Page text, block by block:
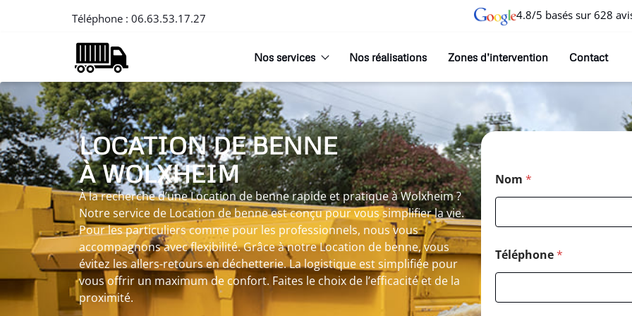
Téléphone : 06.63.53.17.27 4.8/5 basés sur 628
Nos services Nos réalisations Zones d’intervention Contact
LOCATION DE BENNE
À WOLXHEIM
À la recherche d’une Location de benne rapide et pratique à Wolxheim ?
Notre service de Location de benne est conçu pour vous simplifier la vie.
Pour les particuliers comme pour les professionnels, nous vous
accompagnons avec flexibilité. Grâce à notre Location de benne, vous
évitez les allers-retours en déchetterie. La logistique est simplifiée pour
vous offrir un maximum de confort. Faites le choix de l’efficacité et de la
proximité.
Nom *
Téléphone*